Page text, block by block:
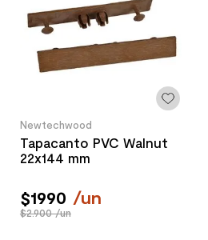
Newtechwood
Tapacanto PVC Walnut
22x144 mm
$1990 /un
$2.900 /un